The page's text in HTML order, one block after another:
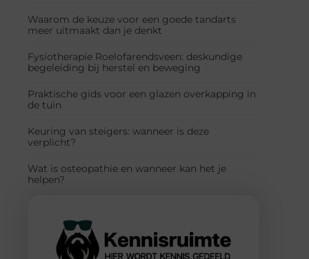
Waarom de keuze voor een goede tandarts
meer uitmaakt dan je denkt
Fysiotherapie Roelofarendsveen: deskundige
begeleiding bij herstel en beweging
Praktische gids voor een glazen overkapping in
de tuin
Keuring van steigers: wanneer is deze
verplicht?
Wat is osteopathie en wanneer kan het je
helpen?